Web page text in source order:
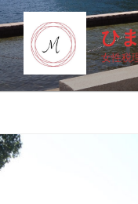
コ
ン
テ
ン
ツ
キ
ッ
ひ
女性税